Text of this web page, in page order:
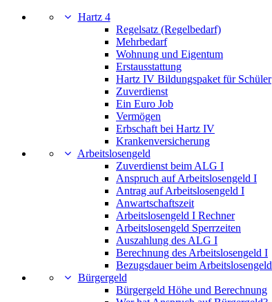
Hartz 4
Regelsatz (Regelbedarf)
Mehrbedarf
Wohnung und Eigentum
Erstausstattung
Hartz IV Bildungspaket für Schüler
Zuverdienst
Ein Euro Job
Vermögen
Erbschaft bei Hartz IV
Krankenversicherung
Arbeitslosengeld
Zuverdienst beim ALG I
Anspruch auf Arbeitslosengeld I
Antrag auf Arbeitslosengeld I
Anwartschaftszeit
Arbeitslosengeld I Rechner
Arbeitslosengeld Sperrzeiten
Auszahlung des ALG I
Berechnung des Arbeitslosengeld I
Bezugsdauer beim Arbeitslosengeld
Bürgergeld
Bürgergeld Höhe und Berechnung